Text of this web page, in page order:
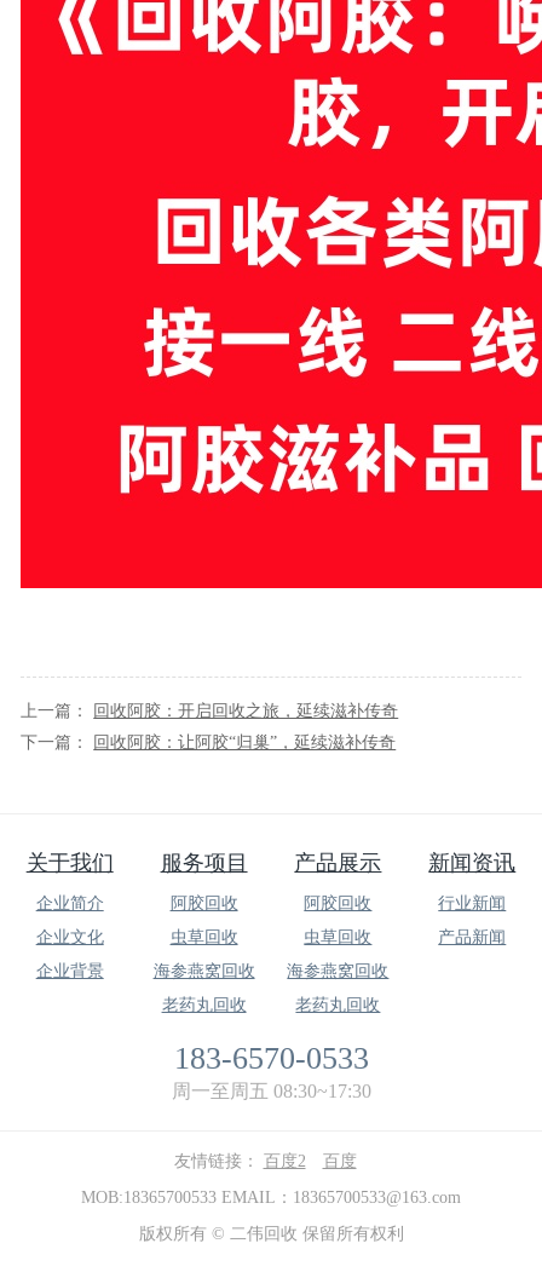
上一篇：
​回收阿胶：开启回收之旅，延续滋补传奇
下一篇：
回收阿胶：​让阿胶“归巢”，延续滋补传奇
关于我们
企业简介
企业文化
企业背景
服务项目
阿胶回收
虫草回收
海参燕窝回收
老药丸回收
产品展示
阿胶回收
虫草回收
海参燕窝回收
老药丸回收
新闻资讯
行业新闻
产品新闻
183-6570-0533
周一至周五 08:30~17:30
友情链接： 百度2
百度
MOB:18365700533 EMAIL：18365700533@163.com
版权所有 © 二伟回收 保留所有权利